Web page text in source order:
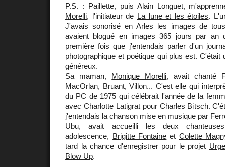
P.S. : Paillette, puis Alain Longuet,
Morelli, l'initiateur de La lune et les étoiles.
J'avais sonorisé en Arles les images de
avaient blogué en images 365 jours par an
première fois que j'entendais parler d'un
photographique et poétique qui plus est.
généreux.
Sa maman, Monique Morelli, avait chanté
MacOrlan, Bruant, Villon... C'est elle qui
du PC de 1975 qui célébrait l'année de la
avec Charlotte Latigrat pour Charles Bitsch.
j'entendais la chanson mise en musique par
Ubu, avait accueilli les deux
adolescence, Brigitte Fontaine et Colette
tard la chance d'enregistrer pour le projet
Blow Up.